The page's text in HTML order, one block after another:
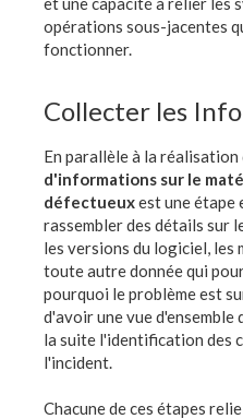
opérations sous-jacentes
fonctionner.
Collecter les
En parallèle à la réalisation
d'informations sur le
défectueuxest une étape
rassembler des détails sur
les versions du logiciel, les
toute autre donnée qui
pourquoi le problème est
d'avoir une vue
la suite l'identification des
l'incident.
Chacune de ces étapes